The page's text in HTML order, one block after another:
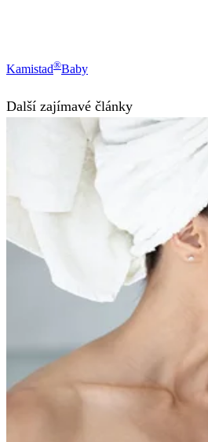
Kamistad®Baby
Další zajímavé články